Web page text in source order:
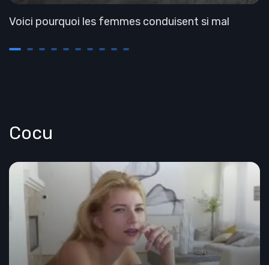
Voici pourquoi les femmes conduisent si mal
Cocu